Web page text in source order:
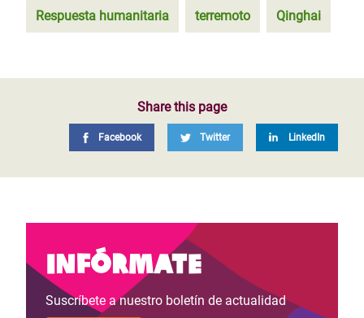
Respuesta humanitaria terremoto Qinghai
Share this page
Facebook Twitter LinkedIn
Infórmate
Suscríbete a nuestro boletín de actualidad